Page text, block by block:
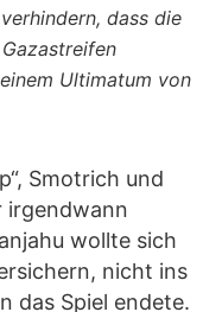
dass die
Ultimatum von
Smotrich und
irgendwann
wollte sich
nicht ins
das Spiel endete.